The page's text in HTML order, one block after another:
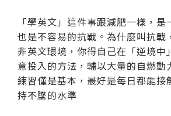
「學英文」這件事跟減肥一樣，是
也是不容易的抗戰。為什麼叫抗戰
非英文環境，你得自己在「逆境中
意投入的方法，輔以大量的自燃動
練習僅是基本，最好是每日都能接
持不墜的水準